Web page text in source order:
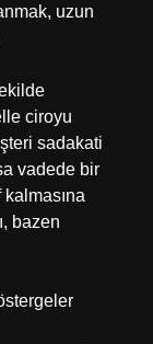
uzun
ciroyu
sadakati
vadede bir
bazen